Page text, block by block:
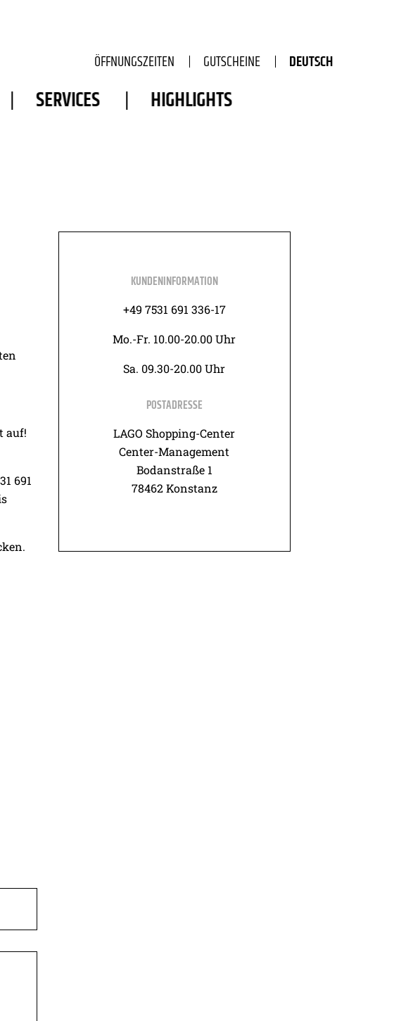
SERVICES HIGHLIGHTS
ÖFFNUNGSZEITEN GUTSCHEINE DEUTSCH
auf!
691
KUNDENINFORMATION
+49 7531 691 336-17
Mo.-Fr. 10.00-20.00 Uhr
Sa. 09.30-20.00 Uhr
POSTADRESSE
LAGO Shopping-Center
Center-Management
Bodanstraße 1
78462 Konstanz